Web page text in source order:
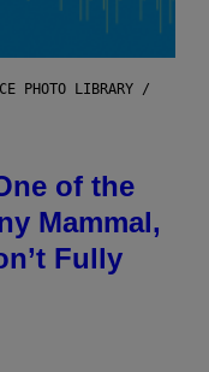
PHOTO LIBRARY /
of the
Mammal,
Fully